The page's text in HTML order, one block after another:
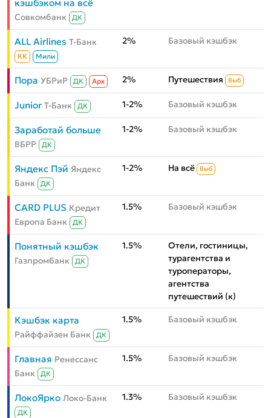
кэшбэком на всё
Совкомбанк ДК
ALL Airlines Т-Банк
КК Мили
2% Базовый кэшбэк
Пора УБРиР ДК Aрх 2% Путешествия Выб
Junior Т-Банк ДК 1-2% Базовый кэшбэк
Заработай больше
ВБРР ДК
1-2% Базовый кэшбэк
Яндекс Пэй Яндекс
Банк
ДК
1-2% На всё Выб
CARD PLUS Кредит
Европа Банк
ДК
1.5% Базовый кэшбэк
Понятный кэшбэк
Газпромбанк ДК
1.5%
Отели, гостиницы,
турагентства и
туроператоры,
агентства
путешествий (к)
Кэшбэк карта
Райффайзен Банк ДК
1.5% Базовый кэшбэк
Главная Ренессанс
Банк
ДК
1.5% Базовый кэшбэк
ЛокоЯрко Локо-Банк
ДК
1.3% Базовый кэшбэк